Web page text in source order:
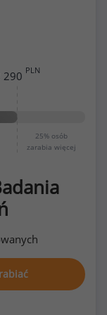
25% osób
zarabia więcej
290 PLN